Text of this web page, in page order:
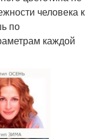
человека к
по
каждой